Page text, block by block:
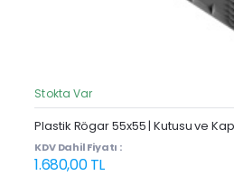
Stokta Var
Plastik Rögar 55x55 | Kutusu ve
KDV Dahil Fiyatı :
1.680,00 TL